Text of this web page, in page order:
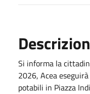
Si informa la
2026, Acea
potabili in Piazza